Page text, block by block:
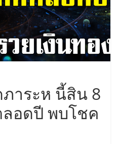
าระห นี้สิน 8
อดปี พบโชค